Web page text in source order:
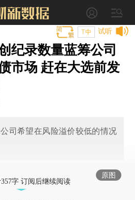
试听
T中
纪录数量蓝筹公司
市场 赶在大选前发
司希望在风险溢价较低的情况
原图
字 订阅后继续阅读